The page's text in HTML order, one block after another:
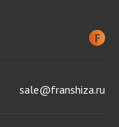
sale@franshiza.ru